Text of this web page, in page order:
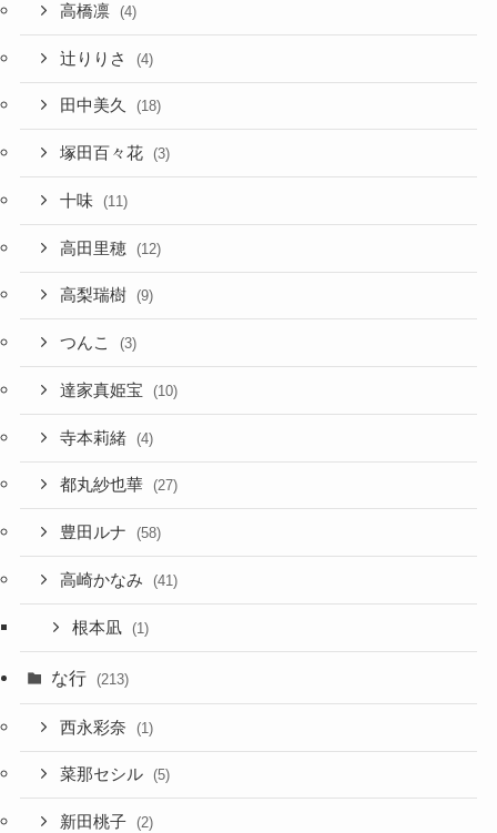
高橋凛 (4)
辻りりさ (4)
田中美久 (18)
塚田百々花 (3)
十味 (11)
高田里穂 (12)
高梨瑞樹 (9)
つんこ (3)
達家真姫宝 (10)
寺本莉緒 (4)
都丸紗也華 (27)
豊田ルナ (58)
高崎かなみ (41)
根本凪 (1)
な行 (213)
西永彩奈 (1)
菜那セシル (5)
新田桃子 (2)